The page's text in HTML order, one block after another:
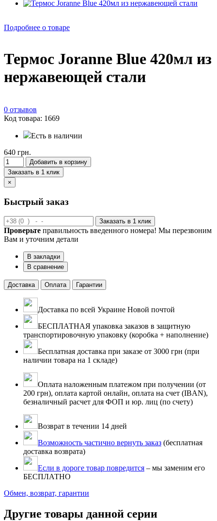
Подробнее о товаре
Термос Joranne Blue 420мл из
нержавеющей стали
0 отзывов
Код товара: 1669
Есть в наличии
640 грн.
Добавить в корзину
Заказать в 1 клик
×
Быстрый заказ
Заказать в 1 клик
Проверьте правильность введенного номера! Мы перезвоним
Вам и уточним детали
В закладки
В сравнение
Доставка Оплата Гарантии
Доставка по всей Украине Новой почтой
БЕСПЛАТНАЯ упаковка заказов в защитную
транспортировочную упаковку (коробка + наполнение)
Бесплатная доставка при заказе от 3000 грн (при
наличии товара на 1 складе)
Оплата наложенным платежом при получении (от
200 грн), оплата картой онлайн, оплата на счет (IBAN),
безналичный расчет для ФОП и юр. лиц (по счету)
Возврат в течении 14 дней
Возможность частично вернуть заказ (бесплатная
доставка возврата)
Если в дороге товар повредится – мы заменим его
БЕСПЛАТНО
Обмен, возврат, гарантии
Другие товары данной серии